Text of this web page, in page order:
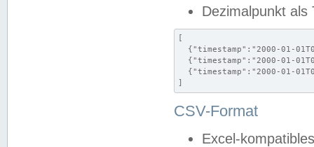
Dezimalpunkt als
[
{"timestamp":"2000-01-
{"timestamp":"2000-01-
{"timestamp":"2000-01-
]
CSV-Format
Excel-